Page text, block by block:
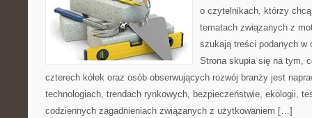
o czytelnikach, którzy
tematach związanych z
szukają treści podanych
Strona skupia się na tym,
czterech kółek oraz osób obserwujących rozwój branży jest
technologiach, trendach rynkowych, bezpieczeństwie, ekologii,
codziennych zagadnieniach związanych z użytkowaniem […]